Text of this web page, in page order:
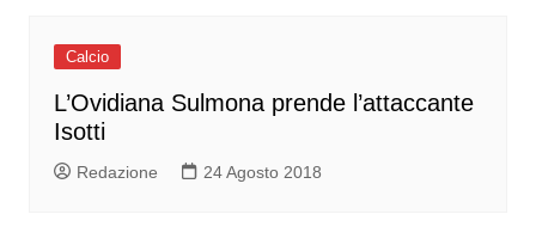
Calcio
L’Ovidiana Sulmona prende l’attaccante
Isotti
Redazione 24 Agosto 2018